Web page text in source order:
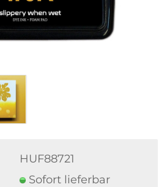
HUF88721
Sofort lieferbar